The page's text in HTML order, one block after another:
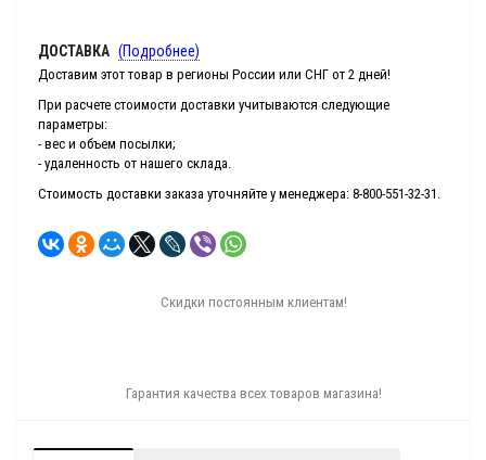
ДОСТАВКА (Подробнее)
Доставим этот товар в регионы России или СНГ от 2 дней!
При расчете стоимости доставки учитываются следующие
параметры:
- вес и объем посылки;
- удаленность от нашего склада.
Стоимость доставки заказа уточняйте у менеджера: 8-800-551-32-31.
Скидки постоянным клиентам!
Гарантия качества всех товаров магазина!